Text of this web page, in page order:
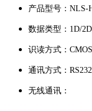
产品型号：NLS-
数据类型：1D/2D
识读方式：CMOS
通讯方式：
无线通讯：